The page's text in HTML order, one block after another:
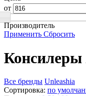
от
Производитель
Применить Сбросить
Все бренды Unleashia
Сортировка: по